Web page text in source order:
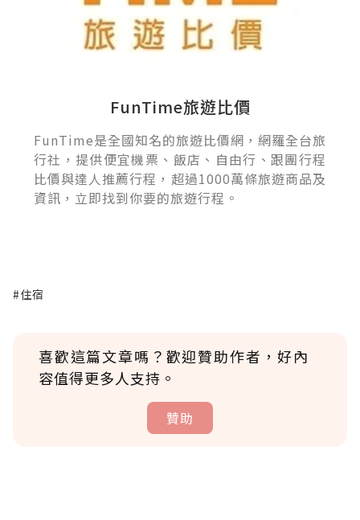
FunTime旅遊比價
FunTime是全國知名的旅遊比價網，網羅全台旅
行社，提供便宜機票、飯店、自由行、跟團行程
比價與達人推薦行程，超過1000萬條旅遊商品及
資訊，立即找到你要的旅遊行程。
#住宿
喜歡這篇文章嗎？歡迎贊助作者，好內
容值得更多人支持。
贊助